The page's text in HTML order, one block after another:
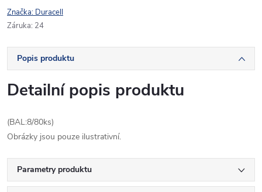
Značka: Duracell
Záruka: 24
Popis produktu
Detailní popis produktu
(BAL:8/80ks)
Obrázky jsou pouze ilustrativní.
Parametry produktu